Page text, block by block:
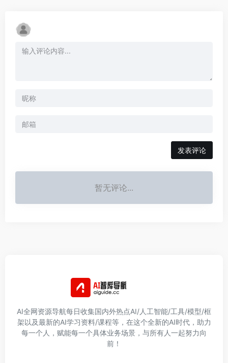
发表评论
暂无评论...
AI全网资源导航每日收集国内外热点AI/人工智能/工具/模型/框
架以及最新的AI学习资料/课程等，在这个全新的AI时代，助力
每一个人，赋能每一个具体业务场景，与所有人一起努力向
前！